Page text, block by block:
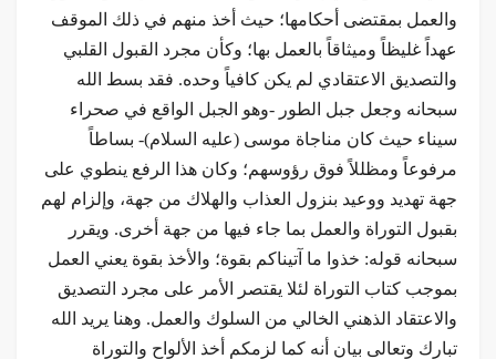
والعمل بمقتضى أحكامها؛ حيث أخذ منهم في ذلك الموقف
عهداً غليظاً وميثاقاً بالعمل بها؛ وكأن مجرد القبول القلبي
والتصديق الاعتقادي لم يكن كافياً وحده. فقد بسط الله
سبحانه وجعل جبل الطور -وهو الجبل الواقع في صحراء
سيناء حيث كان مناجاة موسى (عليه السلام)- بساطاً
مرفوعاً ومظللاً فوق رؤوسهم؛ وكان هذا الرفع ينطوي على
جهة تهديد ووعيد بنزول العذاب والهلاك من جهة، وإلزام لهم
بقبول التوراة والعمل بما جاء فيها من جهة أخرى. ويقرر
سبحانه قوله: خذوا ما آتيناكم بقوة؛ والأخذ بقوة يعني العمل
بموجب كتاب التوراة لئلا يقتصر الأمر على مجرد التصديق
والاعتقاد الذهني الخالي من السلوك والعمل. وهنا يريد الله
تبارك وتعالى بيان أنه كما لزمكم أخذ الألواح والتوراة